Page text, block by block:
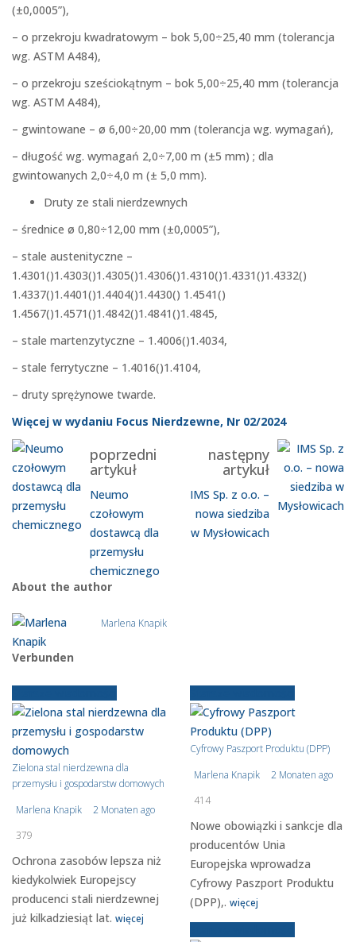
(±0,0005”),
– o przekroju kwadratowym – bok 5,00÷25,40 mm (tolerancja
wg. ASTM A484),
– o przekroju sześciokątnym – bok 5,00÷25,40 mm (tolerancja
wg. ASTM A484),
– gwintowane – ø 6,00÷20,00 mm (tolerancja wg. wymagań),
– długość wg. wymagań 2,0÷7,00 m (±5 mm) ; dla
gwintowanych 2,0÷4,0 m (± 5,0 mm).
Druty ze stali nierdzewnych
– średnice ø 0,80÷12,00 mm (±0,0005”),
– stale austenityczne –
1.4301()1.4303()1.4305()1.4306()1.4310()1.4331()1.4332()
1.4337()1.4401()1.4404()1.4430() 1.4541()
1.4567()1.4571()1.4842()1.4841()1.4845,
– stale martenzytyczne – 1.4006()1.4034,
– stale ferrytyczne – 1.4016()1.4104,
– druty sprężynowe twarde.
Więcej w wydaniu Focus Nierdzewne, Nr 02/2024
poprzedni
artykuł
Neumo
czołowym
dostawcą dla
przemysłu
chemicznego
następny
artykuł
IMS Sp. z o.o. –
nowa siedziba
w Mysłowicach
About the author
Marlena Knapik
Verbunden
Zielona stal nierdzewna dla
przemysłu i gospodarstw domowych
Marlena Knapik
2 Monaten ago
379
Ochrona zasobów lepsza niż
kiedykolwiek Europejscy
producenci stali nierdzewnej
już kilkadziesiąt lat. więcej
Cyfrowy Paszport Produktu (DPP)
Marlena Knapik
2 Monaten ago
414
Nowe obowiązki i sankcje dla
producentów Unia
Europejska wprowadza
Cyfrowy Paszport Produktu
(DPP),. więcej